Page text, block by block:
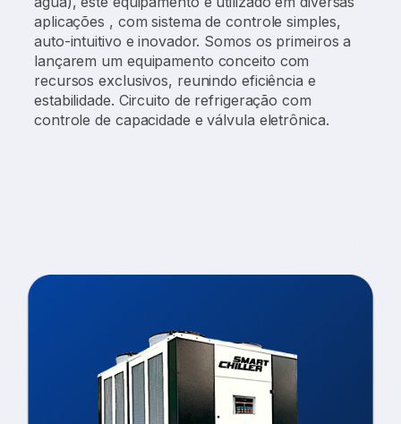
aplicações , com sistema de controle simples,
auto-intuitivo e inovador. Somos os primeiros a
lançarem um equipamento conceito com
recursos exclusivos, reunindo eficiência e
estabilidade. Circuito de refrigeração com
controle de capacidade e válvula eletrônica.